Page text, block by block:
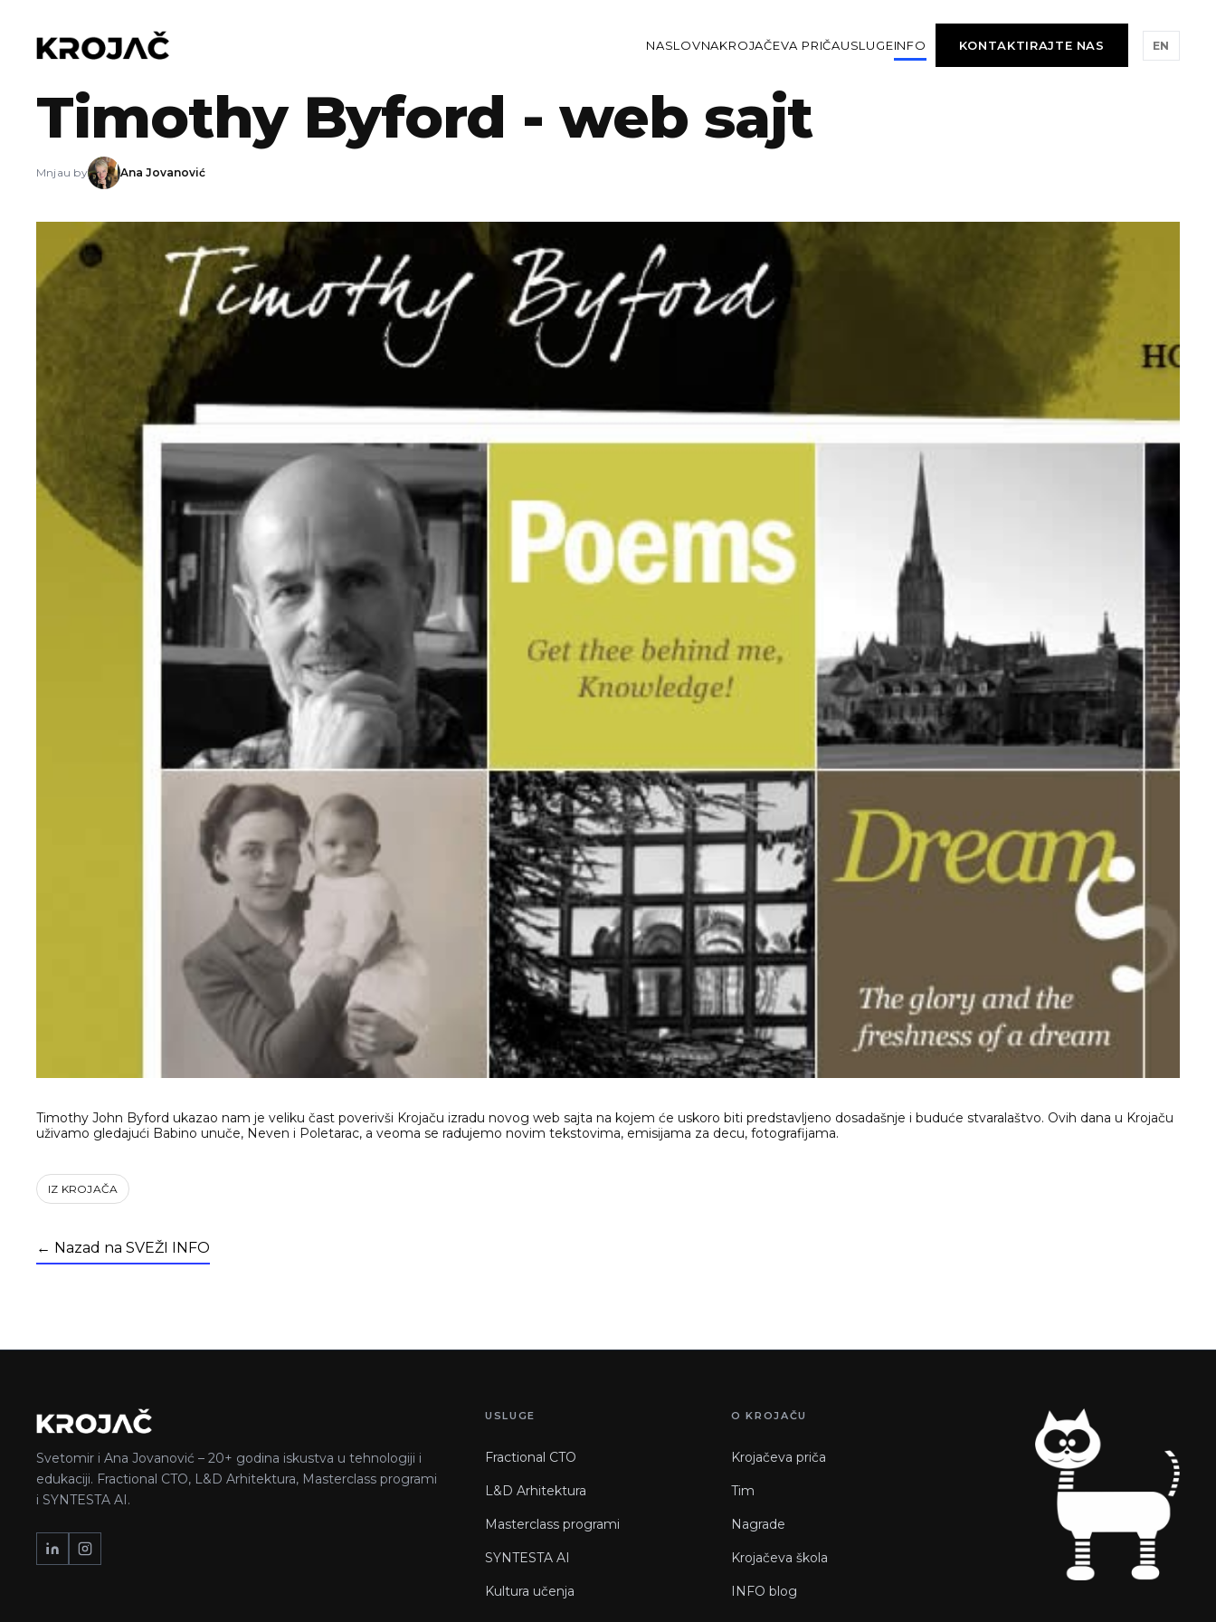
NASLOVNAKROJAČEVA PRIČAUSLUGEINFO KONTAKTIRAJTE NAS EN
Timothy Byford - web sajt
Mnjau by Ana Jovanović
Timothy John Byford ukazao nam je veliku čast poverivši Krojaču izradu novog web sajta na kojem će uskoro biti predstavljeno dosadašnje i buduće stvaralaštvo. Ovih dana u Krojaču
uživamo gledajući Babino unuče, Neven i Poletarac, a veoma se radujemo novim tekstovima, emisijama za decu, fotografijama.
IZ KROJAČA
← Nazad na SVEŽI INFO
Svetomir i Ana Jovanović – 20+ godina iskustva u tehnologiji i
edukaciji. Fractional CTO, L&D Arhitektura, Masterclass programi
i SYNTESTA AI.
USLUGE
Fractional CTO
L&D Arhitektura
Masterclass programi
SYNTESTA AI
Kultura učenja
O KROJAČU
Krojačeva priča
Tim
Nagrade
Krojačeva škola
INFO blog